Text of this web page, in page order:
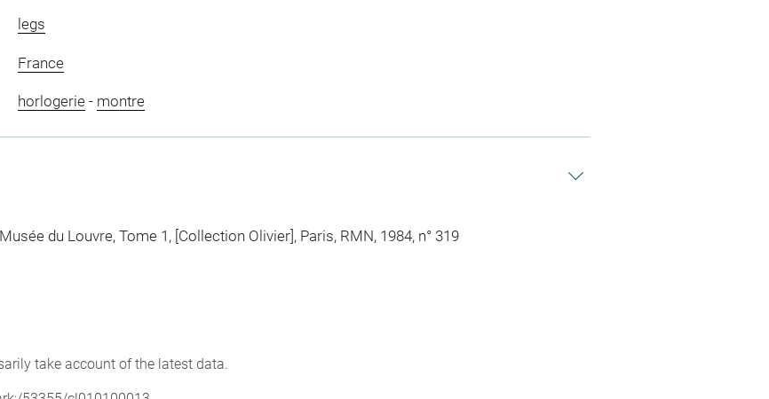
legs
France
horlogerie- montre
du Louvre, Tome 1, [Collection Olivier], Paris, RMN, 1984, n° 319
take account of the latest data.